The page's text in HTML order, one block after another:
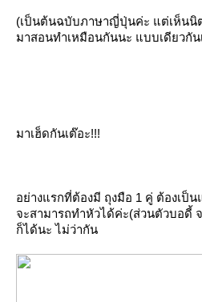
(เป็นต้นฉบับภาษาญี่ปุ่นค่ะ แต่เห็นนิ
มาสอนทำเหมือนกันนะ แบบเดียวกัน
มาเฮ็ดกันเต๊อะ!!!
อย่างแรกที่ต้องมี ถุงมือ 1 คู่ ต้องเป็
จะสามารถทำหัวได้ค่ะ(ส่วนตัวบอดี้
ก็ได้นะ ไม่ว่ากัน